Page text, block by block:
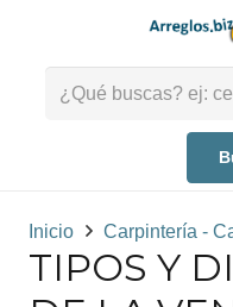
Inicio Carpintería -
TIPOS Y